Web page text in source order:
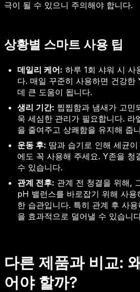
극이 될 수 있으니 주의해야 합니다.
상황별 스마트 사용 팁
데일리 케어: 하루 1회 샤워 시 사
다. 매일 꾸준히 사용하면 건강한
데 큰 도움이 됩니다.
생리 기간: 찝찝함과 냄새가 고민
욱 세심한 관리가 필요합니다. 라
을 줄여주고 상쾌함을 유지해 줍
운동 후: 땀과 습기로 인해 세균
에도 꼭 사용해 주세요. Y존을 청
수 있습니다.
관계 전후: 관계 전 청결을 위해,
pH 밸런스를 바로잡기 위해 사용
한 습관입니다. 특히 관계 후 사용
을 효과적으로 덜어낼 수 있습니
다른 제품과 비교:
어야 할까?